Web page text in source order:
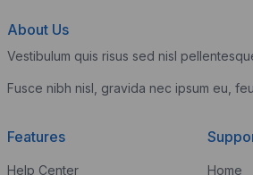
About Us
Vestibulum quis risus sed nisl
Fusce nibh nisl, gravida nec ipsum eu,
Features
Help Center Home